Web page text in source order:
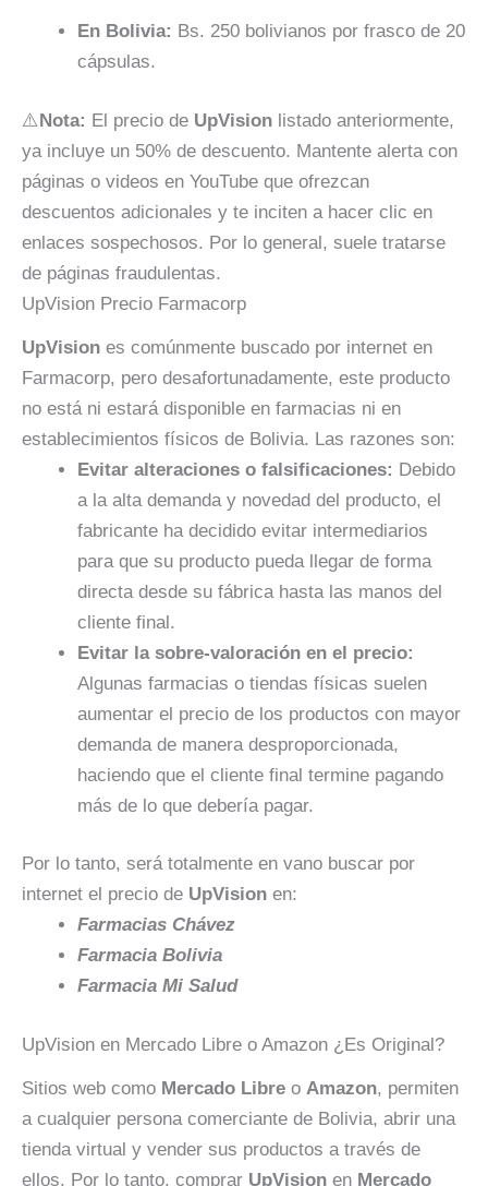
En Bolivia: Bs. 250 bolivianos por frasco de 20
cápsulas.
⚠️Nota: El precio de UpVision listado anteriormente,
ya incluye un 50% de descuento. Mantente alerta con
páginas o videos en YouTube que ofrezcan
descuentos adicionales y te inciten a hacer clic en
enlaces sospechosos. Por lo general, suele tratarse
de páginas fraudulentas.
UpVision Precio Farmacorp
UpVision es comúnmente buscado por internet en
Farmacorp, pero desafortunadamente, este producto
no está ni estará disponible en farmacias ni en
establecimientos físicos de Bolivia. Las razones son:
Evitar alteraciones o falsificaciones: Debido
a la alta demanda y novedad del producto, el
fabricante ha decidido evitar intermediarios
para que su producto pueda llegar de forma
directa desde su fábrica hasta las manos del
cliente final.
Evitar la sobre-valoración en el precio:
Algunas farmacias o tiendas físicas suelen
aumentar el precio de los productos con mayor
demanda de manera desproporcionada,
haciendo que el cliente final termine pagando
más de lo que debería pagar.
Por lo tanto, será totalmente en vano buscar por
internet el precio de UpVision en:
Farmacias Chávez
Farmacia Bolivia
Farmacia Mi Salud
UpVision en Mercado Libre o Amazon ¿Es Original?
Sitios web como Mercado Libre o Amazon, permiten
a cualquier persona comerciante de Bolivia, abrir una
tienda virtual y vender sus productos a través de
ellos. Por lo tanto, comprar UpVision en Mercado